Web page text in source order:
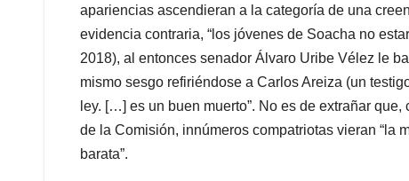
apariencias ascendieran a la categoría de una
evidencia contraria, “los jóvenes de Soacha no
2018), al entonces senador Álvaro Uribe Vélez le
mismo sesgo refiriéndose a Carlos Areiza (un
ley. […] es un buen muerto”. No es de extrañar
de la Comisión, innúmeros compatriotas vieran “la
barata”.